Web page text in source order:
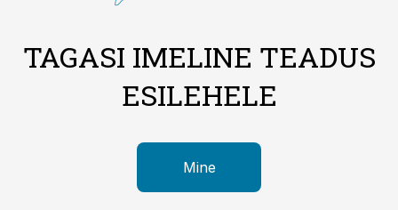
TAGASI IMELINE TEADUS
ESILEHELE
Mine